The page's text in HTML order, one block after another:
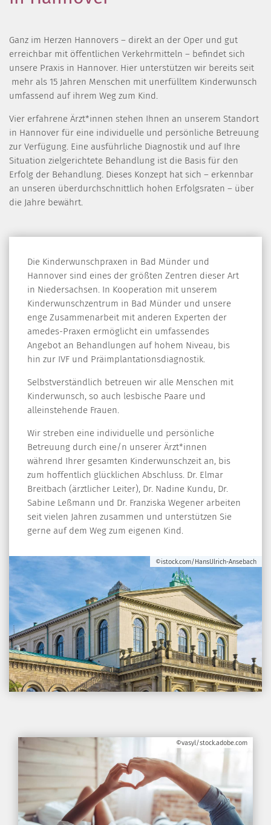
Ganz im Herzen Hannovers – direkt an der Oper und gut
erreichbar mit öffentlichen Verkehrmitteln – befindet sich
unsere Praxis in Hannover. Hier unterstützen wir bereits seit
mehr als 15 Jahren Menschen mit unerfülltem Kinderwunsch
umfassend auf ihrem Weg zum Kind.
Vier erfahrene Ärzt*innen stehen Ihnen an unserem Standort
in Hannover für eine individuelle und persönliche Betreuung
zur Verfügung. Eine ausführliche Diagnostik und auf Ihre
Situation zielgerichtete Behandlung ist die Basis für den
Erfolg der Behandlung. Dieses Konzept hat sich – erkennbar
an unseren überdurchschnittlich hohen Erfolgsraten – über
die Jahre bewährt.
Die Kinderwunschpraxen in Bad Münder und
Hannover sind eines der größten Zentren dieser Art
in Niedersachsen. In Kooperation mit unserem
Kinderwunschzentrum in Bad Münder und unsere
enge Zusammenarbeit mit anderen Experten der
amedes-Praxen ermöglicht ein umfassendes
Angebot an Behandlungen auf hohem Niveau, bis
hin zur IVF und Präimplantationsdiagnostik.
Selbstverständlich betreuen wir alle Menschen mit
Kinderwunsch, so auch lesbische Paare und
alleinstehende Frauen.
Wir streben eine individuelle und persönliche
Betreuung durch eine/n unserer Ärzt*innen
während Ihrer gesamten Kinderwunschzeit an, bis
zum hoffentlich glücklichen Abschluss. Dr. Elmar
Breitbach (ärztlicher Leiter), Dr. Nadine Kundu, Dr.
Sabine Leßmann und Dr. Franziska Wegener arbeiten
seit vielen Jahren zusammen und unterstützen Sie
gerne auf dem Weg zum eigenen Kind.
©istock.com/HansUlrich-Ansebach
©vasyl/stock.adobe.com